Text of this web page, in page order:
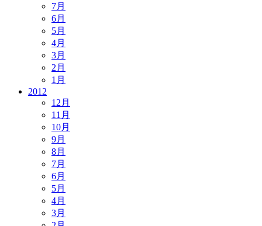
7月
6月
5月
4月
3月
2月
1月
2012
12月
11月
10月
9月
8月
7月
6月
5月
4月
3月